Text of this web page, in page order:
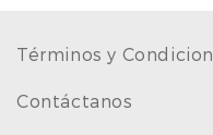
Términos y
Contáctanos